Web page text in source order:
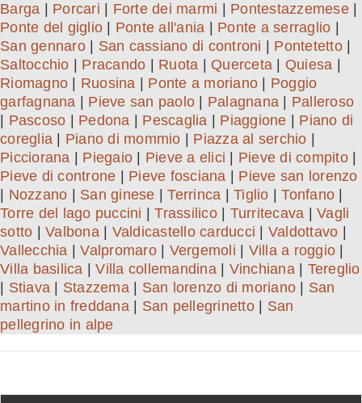
Barga
Porcari Forte dei marmi Pontestazzemese|
Ponte del giglio
Ponte all'ania Ponte a serraglio
San gennaro| San cassiano di controni Pontetetto|
Saltocchio
Pracando Ruota Querceta Quiesa
Riomagno
Ruosina Ponte a moriano
Poggio
garfagnana
Pieve san paolo Palagnana
Palleroso
Pascoso Pedona Pescaglia Piaggione
Piano di
coreglia
Piano di mommio Piazza al serchio
Picciorana
Piegaio Pieve a elici Pieve di compito|
Pieve di controne
Pieve fosciana
Pieve san lorenzo
Nozzano San ginese |Terrinca Tiglio |Tonfano
Torre del lago puccini |Trassilico| Turritecava
Vagli
sotto
Valbona| Valdicastello carducci Valdottavo
Vallecchia |Valpromaro| Vergemoli Villa a roggio
Villa basilica |Villa collemandina| Vinchiana| Tereglio
Stiava Stazzema| San lorenzo di moriano
San
martino in freddana| San pellegrinetto| San
pellegrino in alpe